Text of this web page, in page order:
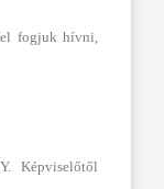
fogjuk hívni,
Képviselőtől